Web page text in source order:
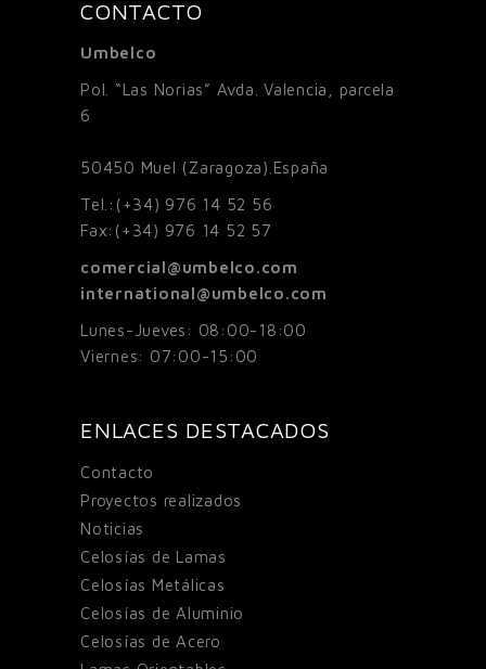
CONTACTO
Umbelco
Pol. “Las Norias” Avda. Valencia, parcela
6
50450 Muel (Zaragoza).España
Tel.: (+34) 976 14 52 56
Fax: (+34) 976 14 52 57
comercial@umbelco.com
international@umbelco.com
Lunes-Jueves: 08:00-18:00
Viernes: 07:00-15:00
ENLACES DESTACADOS
Contacto
Proyectos realizados
Noticias
Celosías de Lamas
Celosías Metálicas
Celosías de Aluminio
Celosías de Acero